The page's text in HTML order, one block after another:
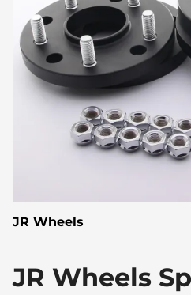
JR Wheels
JR Wheels